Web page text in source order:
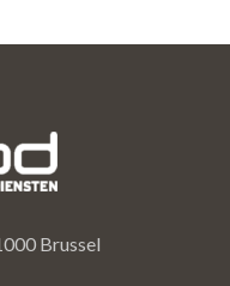
Brussel